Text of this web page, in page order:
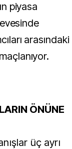
piyasa
arasındaki
ÖNÜNE
üç ayrı